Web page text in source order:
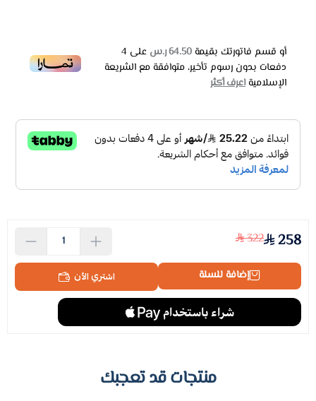
أو قسم فاتورتك بقيمة 64.50 ر.س على 4
دفعات بدون رسوم تأخير، متوافقة مع الشريعة
الإسلاميةاعرف أكثر
258
322
إضافة للسلة اشتري الآن
منتجات قد تعجبك